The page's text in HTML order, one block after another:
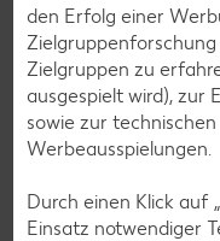
Diese Artikel
Frischetheke
den Erfolg einer
Zielgruppen zu
ausgespielt wird), zur
sowie zur
Werbeausspielungen.
Durch einen Klick auf
Einsatz notwendiger